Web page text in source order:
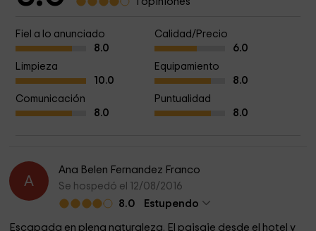
Fiel a lo anunciado
8.0
Calidad/Precio
6.0
Limpieza
10.0
Equipamiento
8.0
Comunicación
8.0
Puntualidad
8.0
A
Ana Belen Fernandez Franco
Se hospedó el 12/08/2016
8.0
Estupendo
Escapada en plena naturaleza. El paisaje desde el hotel y